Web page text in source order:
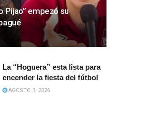
Pijao” empezó su
La “Hoguera” esta lista para
encender la fiesta del fútbol
AGOSTO 3, 2026